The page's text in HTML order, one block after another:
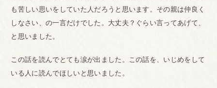
も苦しい思いをしていた人だろうと思います。その親は仲良く
しなさい、の一言だけでした。大丈夫？ぐらい言ってあげて、
と思いました。
この話を読んでとても涙が出ました。この話を、いじめをして
いる人に読んでほしいと思いました。